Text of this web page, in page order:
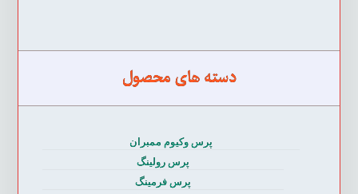
دسته های محصول
پرس وکیوم ممبران
پرس رولینگ
پرس فرمینگ